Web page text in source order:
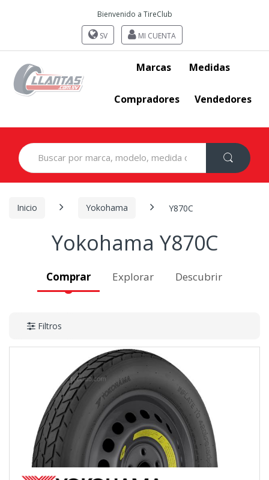
Bienvenido a TireClub
SV MI CUENTA
Marcas Medidas
Compradores Vendedores
Search
for:
Inicio Yokohama Y870C
Yokohama Y870C
Comprar Explorar Descubrir
Filtros